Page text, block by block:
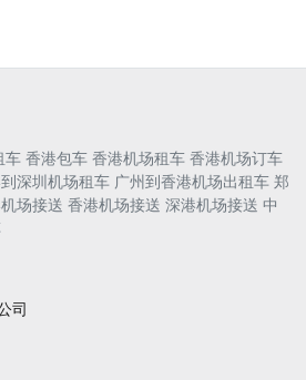
车 香港包车 香港机场租车 香港机场订车
深圳机场租车 广州到香港机场出租车 郑
场接送 香港机场接送 深港机场接送 中
司